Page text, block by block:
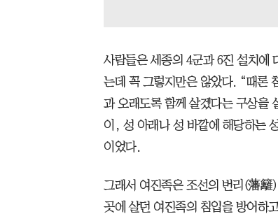
사람들은 세종의 4군과 6진 설치에
는데 꼭 그렇지만은 않았다. “때론
과 오래도록 함께 살겠다는 구상을
이, 성 아래나 성 바깥에 해당하는
이었다.
그래서 여진족은 조선의 번리(藩籬
곳에 살던 여진족의 침입을 방어하